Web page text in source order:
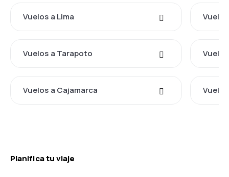
Vuelos a Lima
Vuelos a Tarapoto
Vuelos a Cajamarca
Planifica tu viaje